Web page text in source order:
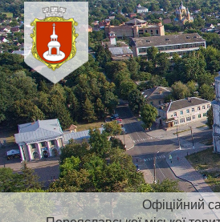
Офіційний